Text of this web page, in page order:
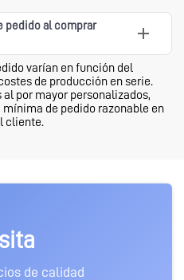
pedido al comprar
varían en función del
de producción en serie.
por mayor personalizados,
de pedido razonable en
cliente.
de calidad